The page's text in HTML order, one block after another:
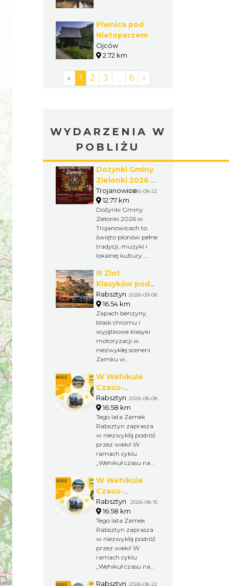
Piwnica pod
Nietoperzem
Ojców
2.72 km
« 1 2 3 … 6 »
WYDARZENIA W
POBLIŻU
Dożynki Gminy
Zielonki 2026 w
Trojanowicach
Trojanowice2026-08-22
12.77 km
Dożynki Gminy
Zielonki 2026 w
Trojanowicach to
święto plonów pełne
tradycji, muzyki i
lokalnej kultury.
dożynkowe,
występy
artystyczne,
integracja
kulturalna i wspólna
zabawa tworzą
wyjątkowy weekend
dla mieszkańców
oraz gości.
III Zlot
Klasyków pod
Zamkiem w
Rabsztynie
Rabsztyn 2026-09-06
16.54 km
Zapach benzyny,
blask chromu i
wyjątkowe klasyki
motoryzacji w
niezwykłej scenerii
Zamku w
raz trzeci spotkają
się tu miłośnicy
zabytkowych
samochodów,
pasjonaci i wszyscy,
którzy kochają
motoryzację z
duszą.
W Wehikule
Czasu-
Weekendy na
Zamku
Rabsztyn
Rabsztyn 2026-08-08
16.58 km
Tego lata Zamek
Rabsztyn zaprasza
w niezwykłą podróż
przez wieki! W
ramach cyklu
„Wehikuł czasu na
co tydzień na
odwiedzających
czekają nowe
historyczne
widowiska, pokazy
rycerskie i
wyjątkowe
spotkania z
przeszłością.
W Wehikule
Czasu-
Weekendy na
Zamku
Rabsztyn
Rabsztyn 2026-08-15
16.58 km
Tego lata Zamek
Rabsztyn zaprasza
w niezwykłą podróż
przez wieki! W
ramach cyklu
„Wehikuł czasu na
Rabsztyn 2026-08-22